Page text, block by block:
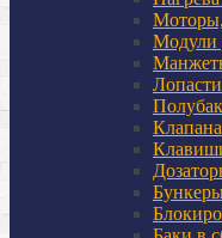
Моторы,
Модули